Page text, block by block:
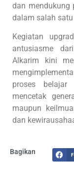
dan mendukung
dalam salah satu
Kegiatan
antusiasme
Alkarim kini
proses belajar
mencetak
maupun
dan
Bagikan